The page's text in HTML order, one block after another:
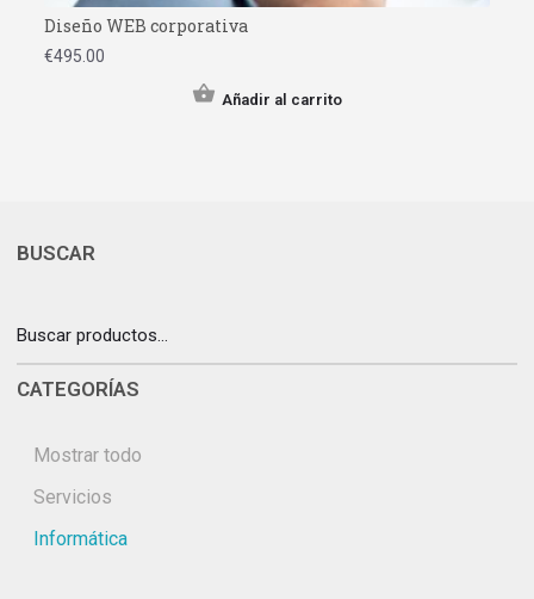
Diseño WEB corporativa
€495.00
Añadir al carrito
BUSCAR
CATEGORÍAS
Mostrar todo
Servicios
Informática